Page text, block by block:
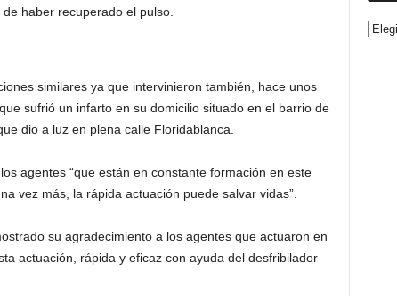
haber recuperado el pulso.
similares ya que intervinieron también, hace unos
sufrió un infarto en su domicilio situado en el barrio de
dio a luz en plena calle Floridablanca.
agentes “que están en constante formación en este
vez más, la rápida actuación puede salvar vidas”.
su agradecimiento a los agentes que actuaron en
actuación, rápida y eficaz con ayuda del desfribilador